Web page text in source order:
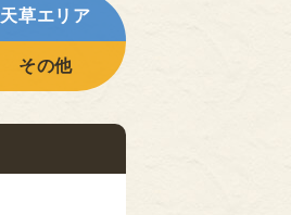
天草エリア
その他